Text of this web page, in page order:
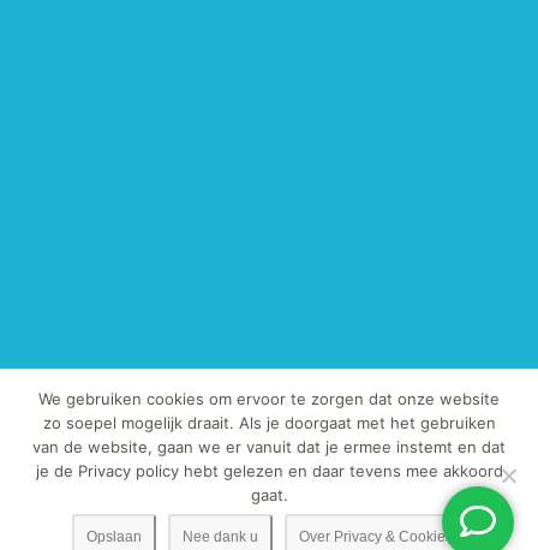
© Copyright 2013-2019 - TegelExpert.nl | Het kopiëren van onze foto's
en / of teksten is strafbaar.
We gebruiken cookies om ervoor te zorgen dat onze website
zo soepel mogelijk draait. Als je doorgaat met het gebruiken
van de website, gaan we er vanuit dat je ermee instemt en dat
je de Privacy policy hebt gelezen en daar tevens mee akkoord
gaat.
Opslaan Nee dank u Over Privacy & Cookies